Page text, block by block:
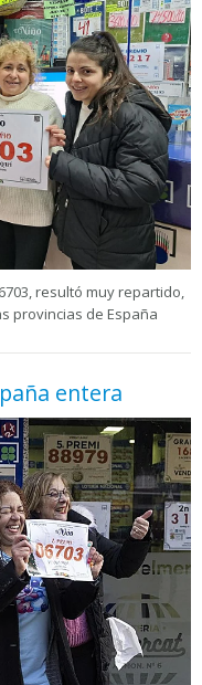
resultó muy repartido,
provincias de España
entera